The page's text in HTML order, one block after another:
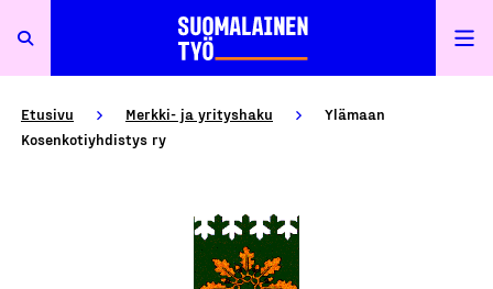
Etusivu Merkki- ja yrityshaku
Ylämaan
Kosenkotiyhdistys ry